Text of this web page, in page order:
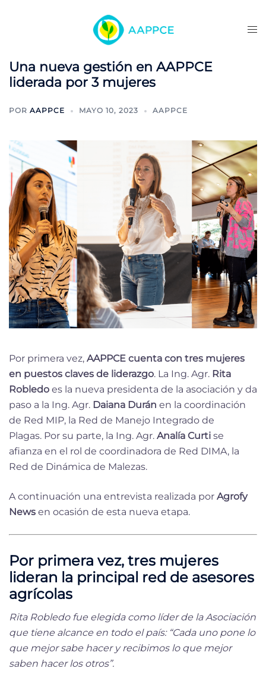
Una nueva gestión en AAPPCE
liderada por 3 mujeres
POR AAPPCE MAYO 10, 2023 AAPPCE
Por primera vez, AAPPCE cuenta con tres mujeres
en puestos claves de liderazgo. La Ing. Agr. Rita
Robledo es la nueva presidenta de la asociación y da
paso a la Ing. Agr. Daiana Durán en la coordinación
de Red MIP, la Red de Manejo Integrado de
Plagas. Por su parte, la Ing. Agr. Analía Curti se
afianza en el rol de coordinadora de Red DIMA, la
Red de Dinámica de Malezas.
A continuación una entrevista realizada por Agrofy
News en ocasión de esta nueva etapa.
Por primera vez, tres mujeres
lideran la principal red de asesores
agrícolas
Rita Robledo fue elegida como líder de la Asociación
que tiene alcance en todo el país: “Cada uno pone lo
que mejor sabe hacer y recibimos lo que mejor
saben hacer los otros”.